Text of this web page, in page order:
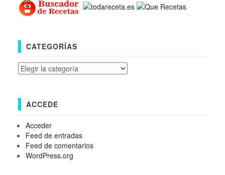
CATEGORÍAS
Categorías
ACCEDE
Acceder
Feed de entradas
Feed de comentarios
WordPress.org